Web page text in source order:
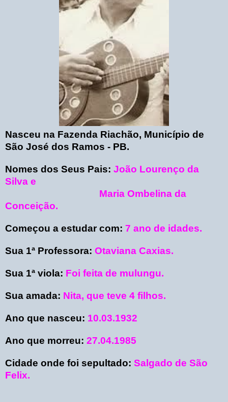
Nasceu na Fazenda Riachão, Município de
São José dos Ramos - PB.
Nomes dos Seus Pais: João Lourenço da
Silva e
Maria Ombelina da
Conceição.
Começou a estudar com: 7 ano de idades.
Sua 1ª Professora: Otaviana Caxias.
Sua 1ª viola: Foi feita de mulungu.
Sua amada: Nita, que teve 4 filhos.
Ano que nasceu: 10.03.1932
Ano que morreu: 27.04.1985
Cidade onde foi sepultado: Salgado de São
Felix.